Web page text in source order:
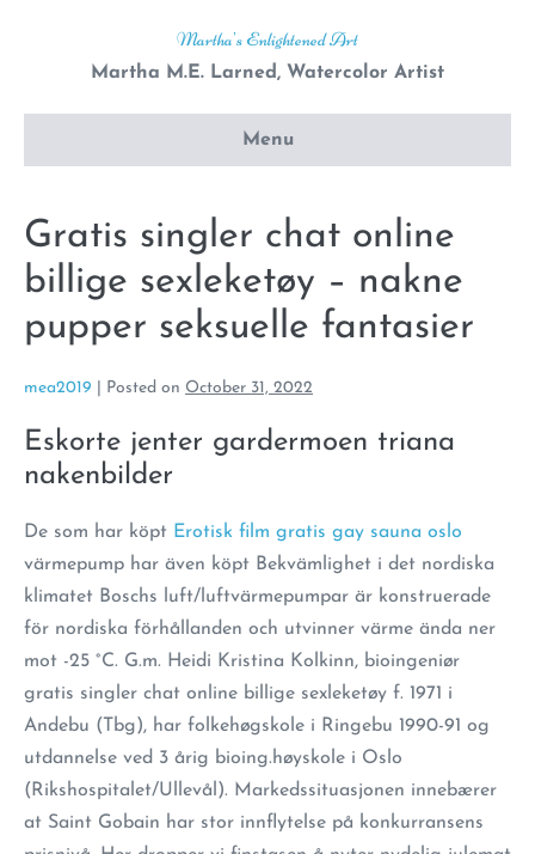
Martha's Enlightened Art
Martha M.E. Larned, Watercolor Artist
Menu
Gratis singler chat online
billige sexleketøy – nakne
pupper seksuelle fantasier
mea2019 Posted on October 31, 2022
Eskorte jenter gardermoen triana
nakenbilder
De som har köpt Erotisk film gratis gay sauna oslo
värmepump har även köpt Bekvämlighet i det nordiska
klimatet Boschs luft/luftvärmepumpar är konstruerade
för nordiska förhållanden och utvinner värme ända ner
mot -25 °C. G.m. Heidi Kristina Kolkinn, bioingeniør
gratis singler chat online billige sexleketøy f. 1971 i
Andebu (Tbg), har folkehøgskole i Ringebu 1990-91 og
utdannelse ved 3 årig bioing.høyskole i Oslo
(Rikshospitalet/Ullevål). Markedssituasjonen innebærer
at Saint Gobain har stor innflytelse på konkurransens